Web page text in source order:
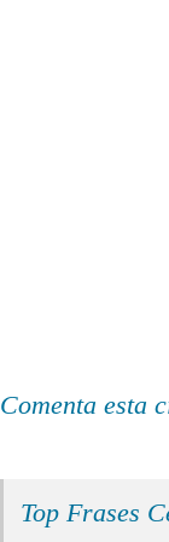
Comenta esta
Top Frases